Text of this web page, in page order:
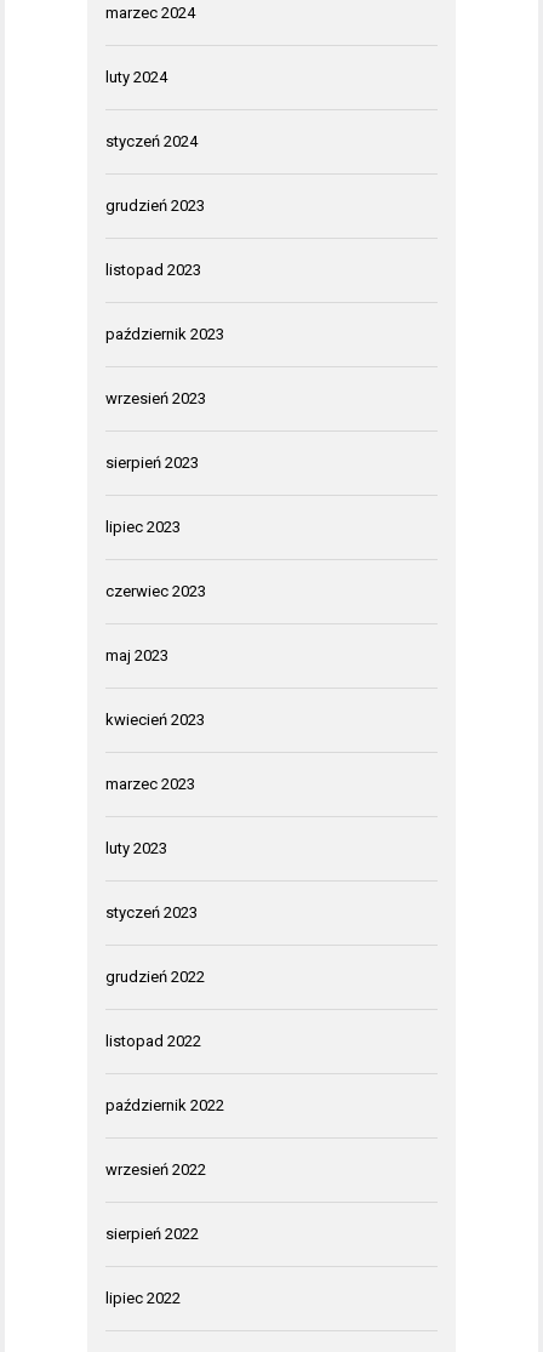
marzec 2024
luty 2024
styczeń 2024
grudzień 2023
listopad 2023
październik 2023
wrzesień 2023
sierpień 2023
lipiec 2023
czerwiec 2023
maj 2023
kwiecień 2023
marzec 2023
luty 2023
styczeń 2023
grudzień 2022
listopad 2022
październik 2022
wrzesień 2022
sierpień 2022
lipiec 2022